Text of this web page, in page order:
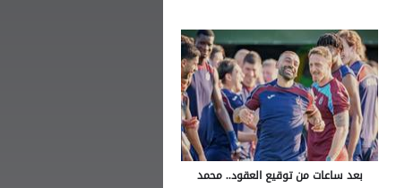
بعد ساعات من توقيع العقود.. محمد